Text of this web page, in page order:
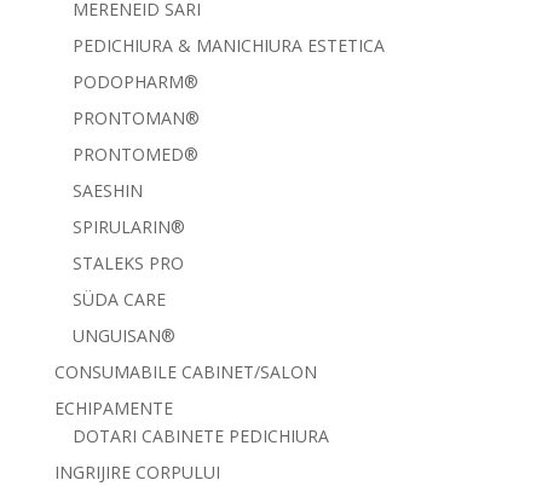
MERENEID SARI
PEDICHIURA & MANICHIURA ESTETICA
PODOPHARM®
PRONTOMAN®
PRONTOMED®
SAESHIN
SPIRULARIN®
STALEKS PRO
SÜDA CARE
UNGUISAN®
CONSUMABILE CABINET/SALON
ECHIPAMENTE
DOTARI CABINETE PEDICHIURA
INGRIJIRE CORPULUI